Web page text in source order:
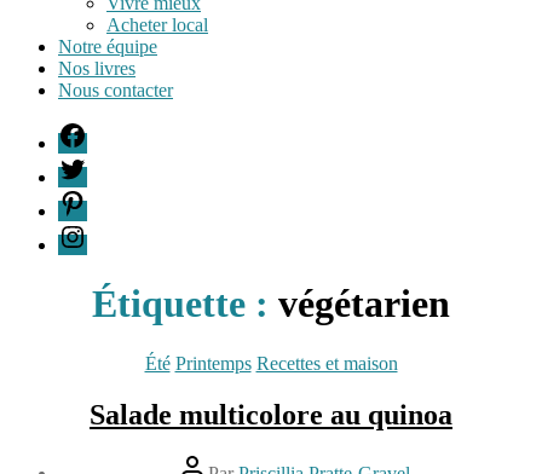
Acheter local
Notre équipe
Nos livres
Nous contacter
F
T
P
I
Étiquette : végétarien
Catégories
Été Printemps Recettes et maison
Salade multicolore au quinoa
Auteur